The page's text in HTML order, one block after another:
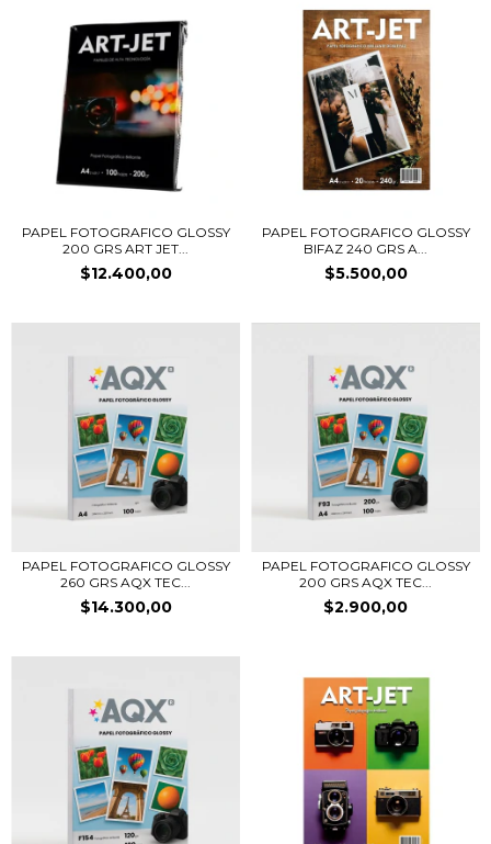
PAPEL FOTOGRAFICO GLOSSY
200 GRS ART JET...
$12.400,00
PAPEL FOTOGRAFICO GLOSSY
BIFAZ 240 GRS A...
$5.500,00
PAPEL FOTOGRAFICO GLOSSY
260 GRS AQX TEC...
$14.300,00
PAPEL FOTOGRAFICO GLOSSY
200 GRS AQX TEC...
$2.900,00